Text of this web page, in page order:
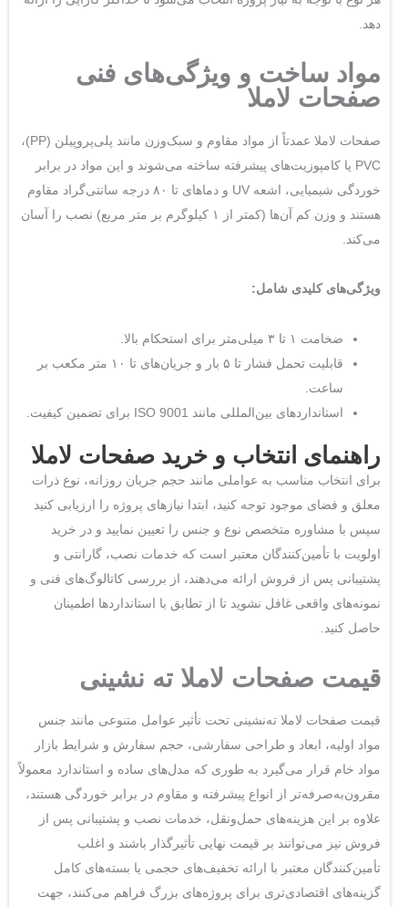
دهد.
مواد ساخت و ویژگی‌های فنی
صفحات لاملا
صفحات لاملا عمدتاً از مواد مقاوم و سبک‌وزن مانند پلی‌پروپیلن (PP)،
PVC یا کامپوزیت‌های پیشرفته ساخته می‌شوند و این مواد در برابر
خوردگی شیمیایی، اشعه UV و دماهای تا ۸۰ درجه سانتی‌گراد مقاوم
هستند و وزن کم آن‌ها (کمتر از ۱ کیلوگرم بر متر مربع) نصب را آسان
می‌کند.
ویژگی‌های کلیدی شامل:
ضخامت ۱ تا ۳ میلی‌متر برای استحکام بالا.
قابلیت تحمل فشار تا ۵ بار و جریان‌های تا ۱۰ متر مکعب بر
ساعت.
استانداردهای بین‌المللی مانند ISO 9001 برای تضمین کیفیت.
راهنمای انتخاب و خرید صفحات لاملا
برای انتخاب مناسب به عواملی مانند حجم جریان روزانه، نوع ذرات
معلق و فضای موجود توجه کنید، ابتدا نیازهای پروژه را ارزیابی کنید
سپس با مشاوره متخصص نوع و جنس را تعیین نمایید و در خرید
اولویت با تأمین‌کنندگان معتبر است که خدمات نصب، گارانتی و
پشتیبانی پس از فروش ارائه می‌دهند، از بررسی کاتالوگ‌های فنی و
نمونه‌های واقعی غافل نشوید تا از تطابق با استانداردها اطمینان
حاصل کنید.
قیمت صفحات لاملا ته نشینی
قیمت صفحات لاملا ته‌نشینی تحت تأثیر عوامل متنوعی مانند جنس
مواد اولیه، ابعاد و طراحی سفارشی، حجم سفارش و شرایط بازار
مواد خام قرار می‌گیرد به طوری که مدل‌های ساده و استاندارد معمولاً
مقرون‌به‌صرفه‌تر از انواع پیشرفته و مقاوم در برابر خوردگی هستند،
علاوه بر این هزینه‌های حمل‌ونقل، خدمات نصب و پشتیبانی پس از
فروش نیز می‌توانند بر قیمت نهایی تأثیرگذار باشند و اغلب
تأمین‌کنندگان معتبر با ارائه تخفیف‌های حجمی یا بسته‌های کامل
گزینه‌های اقتصادی‌تری برای پروژه‌های بزرگ فراهم می‌کنند، جهت